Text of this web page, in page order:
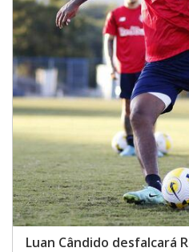
Luan Cândido desfalcará